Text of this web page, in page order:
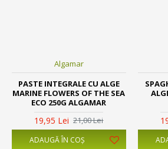
Algamar
PASTE INTEGRALE CU ALGE
MARINE FLOWERS OF THE SEA
ECO 250G ALGAMAR
19,95 Lei 21,00 Lei
ADAUGĂ ÎN COŞ